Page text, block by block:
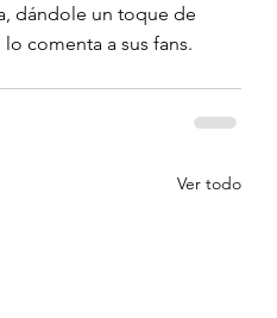
dándole un toque de
comenta a sus fans.
Ver todo